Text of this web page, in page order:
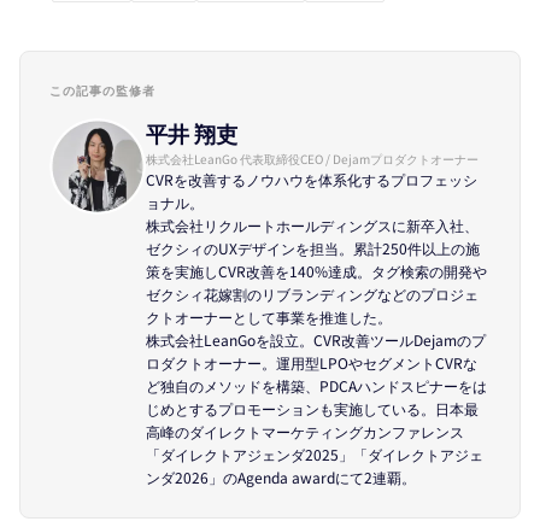
この記事の監修者
平井 翔吏
株式会社LeanGo 代表取締役CEO / Dejamプロダクトオーナー
CVRを改善するノウハウを体系化するプロフェッシ
ョナル。
株式会社リクルートホールディングスに新卒入社、
ゼクシィのUXデザインを担当。累計250件以上の施
策を実施しCVR改善を140%達成。タグ検索の開発や
ゼクシィ花嫁割のリブランディングなどのプロジェ
クトオーナーとして事業を推進した。
株式会社LeanGoを設立。CVR改善ツールDejamのプ
ロダクトオーナー。運用型LPOやセグメントCVRな
ど独自のメソッドを構築、PDCAハンドスピナーをは
じめとするプロモーションも実施している。日本最
高峰のダイレクトマーケティングカンファレンス
「ダイレクトアジェンダ2025」「ダイレクトアジェ
ンダ2026」のAgenda awardにて2連覇。